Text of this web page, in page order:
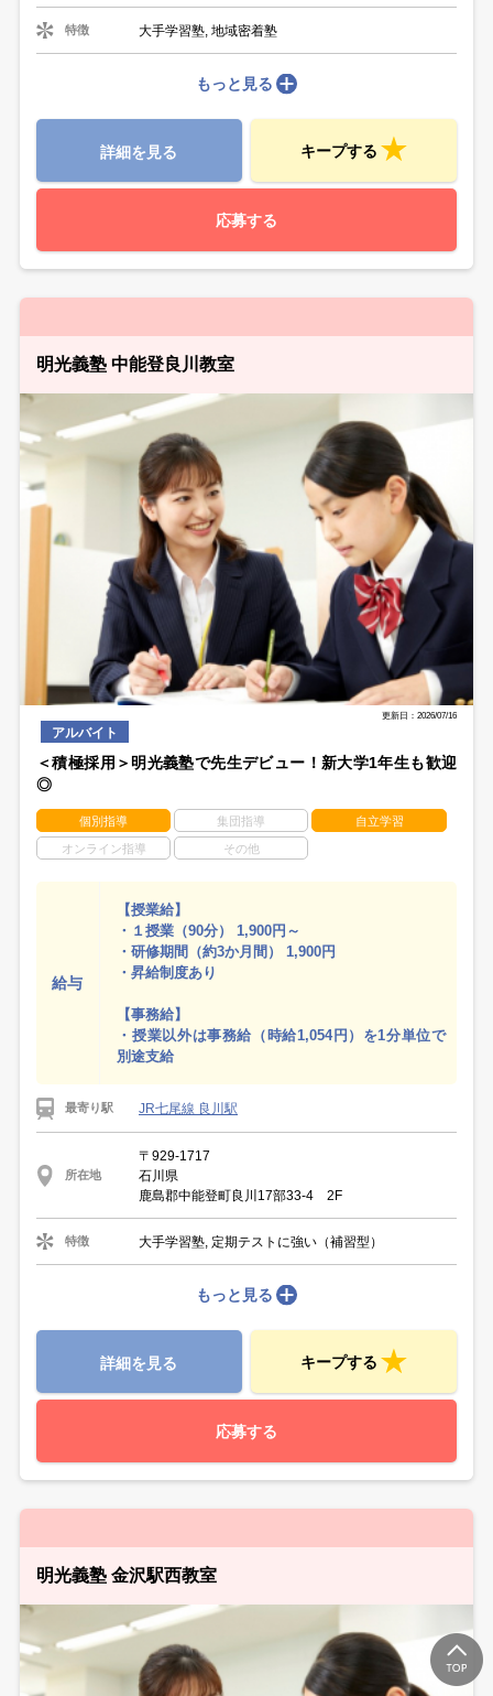
特徴 大手学習塾, 地域密着塾
もっと見る
詳細を見る キープする
応募する
明光義塾 中能登良川教室
更新日：2026/07/16
アルバイト
＜積極採用＞明光義塾で先生デビュー！新大学1年生も歓迎
◎
個別指導 集団指導 自立学習
オンライン指導 その他
給与
【授業給】
・１授業（90分） 1,900円～
・研修期間（約3か月間） 1,900円
・昇給制度あり
【事務給】
・授業以外は事務給（時給1,054円）を1分単位で
別途支給
最寄り駅 JR七尾線 良川駅
所在地
〒929-1717
石川県
鹿島郡中能登町良川17部33-4 2F
特徴 大手学習塾, 定期テストに強い（補習型）
もっと見る
詳細を見る キープする
応募する
明光義塾 金沢駅西教室